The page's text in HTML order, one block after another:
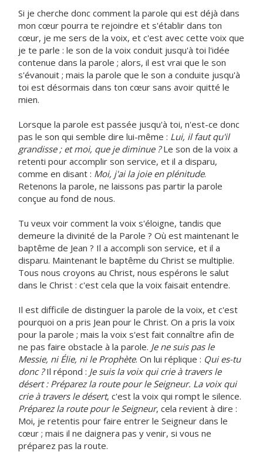
Si je cherche donc comment la parole qui est déjà dans
mon cœur pourra te rejoindre et s'établir dans ton
cœur, je me sers de la voix, et c'est avec cette voix que
je te parle : le son de la voix conduit jusqu'à toi l'idée
contenue dans la parole ; alors, il est vrai que le son
s'évanouit ; mais la parole que le son a conduite jusqu'à
toi est désormais dans ton cœur sans avoir quitté le
mien.
Lorsque la parole est passée jusqu'à toi, n'est-ce donc
pas le son qui semble dire lui-même : Lui, il faut qu'il
grandisse ; et moi, que je diminue ?Le son de la voix a
retenti pour accomplir son service, et il a disparu,
comme en disant : Moi, j'ai la joie en plénitude.
Retenons la parole, ne laissons pas partir la parole
conçue au fond de nous.
Tu veux voir comment la voix s'éloigne, tandis que
demeure la divinité de la Parole ? Où est maintenant le
baptême de Jean ? Il a accompli son service, et il a
disparu. Maintenant le baptême du Christ se multiplie.
Tous nous croyons au Christ, nous espérons le salut
dans le Christ : c'est cela que la voix faisait entendre.
Il est difficile de distinguer la parole de la voix, et c'est
pourquoi on a pris Jean pour le Christ. On a pris la voix
pour la parole ; mais la voix s'est fait connaître afin de
ne pas faire obstacle à la parole. Je ne suis pas le
Messie, ni Élie, ni le Prophète. On lui réplique : Qui es-tu
donc ?Il répond : Je suis la voix qui crie à travers le
désert : Préparez la route pour le Seigneur. La voix qui
crie à travers le désert, c'est la voix qui rompt le silence.
Préparez la route pour le Seigneur, cela revient à dire :
Moi, je retentis pour faire entrer le Seigneur dans le
cœur ; mais il ne daignera pas y venir, si vous ne
préparez pas la route.